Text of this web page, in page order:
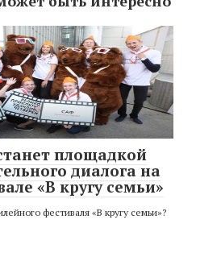
площадкой
диалога на
«В кругу семьи»
фестиваля «В кругу семьи»?